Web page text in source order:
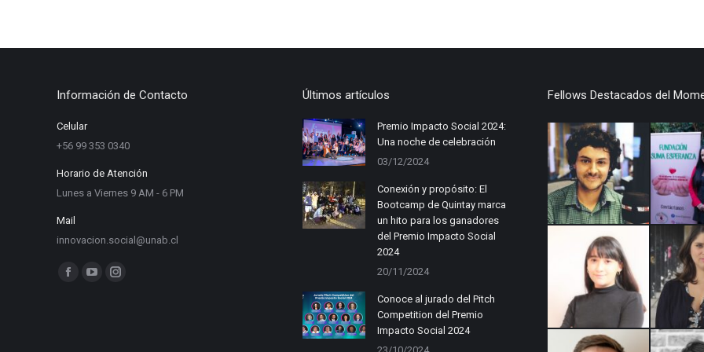
Información de Contacto
Celular
+56 99 353 0340
Horario de Atención
Lunes a Viernes 9 AM - 6 PM
Mail
innovacion.social@unab.cl
Find us on:
Facebook
YouTubeInstagram
Últimos artículos
Premio Impacto Social 2024:
Una noche de celebración
03/12/2024
Conexión y propósito: El
Bootcamp de Quintay marca
un hito para los ganadores
del Premio Impacto Social
2024
20/11/2024
Conoce al jurado del Pitch
Competition del Premio
Impacto Social 2024
Fellows Destacados del